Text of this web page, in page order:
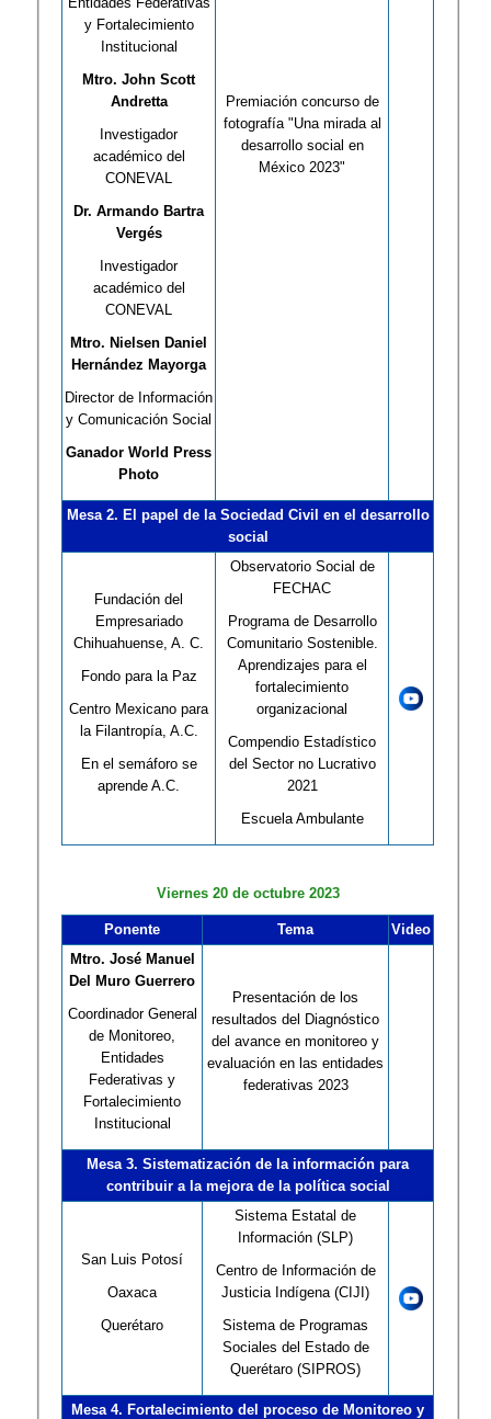
y Fortalecimiento
Institucional
Mtro. John Scott
Andretta
Investigador
académico del
CONEVAL
Dr. Armando Bartra
Vergés
Investigador
académico del
CONEVAL
Mtro. Nielsen Daniel
Hernández Mayorga
Director de Información
y Comunicación Social
Ganador World Press
Photo
Premiación concurso de
fotografía "Una mirada al
desarrollo social en
México 2023"
Mesa 2. El papel de la Sociedad Civil en el desarrollo
social
Fundación del
Empresariado
Chihuahuense, A. C.
Fondo para la Paz
Centro Mexicano para
la Filantropía, A.C.
En el semáforo se
aprende A.C.
Observatorio Social de
FECHAC
Programa de Desarrollo
Comunitario Sostenible.
Aprendizajes para el
fortalecimiento
organizacional
Compendio Estadístico
del Sector no Lucrativo
2021
Escuela Ambulante
Viernes 20 de octubre 2023
Ponente Tema
Video
Mtro. José Manuel
Del Muro Guerrero
Coordinador General
de Monitoreo,
Entidades
Federativas y
Fortalecimiento
Institucional
Presentación de los
resultados del Diagnóstico
del avance en monitoreo y
evaluación en las entidades
federativas 2023
Mesa 3. Sistematización de la información para
contribuir a la mejora de la política social
San Luis Potosí
Oaxaca
Querétaro
Sistema Estatal de
Información (SLP)
Centro de Información de
Justicia Indígena (CIJI)
Sistema de Programas
Sociales del Estado de
Querétaro (SIPROS)
Mesa 4. Fortalecimiento del proceso de Monitoreo y